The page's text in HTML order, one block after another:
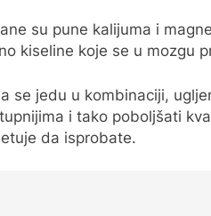
su pune kalijuma i
kiseline koje se u mozgu
se jedu u kombinaciji,
i tako poboljšati
da isprobate.